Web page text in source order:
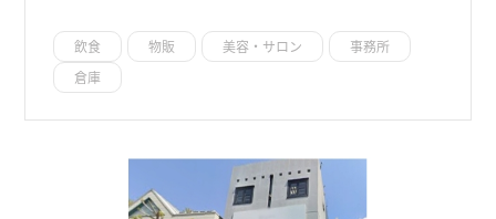
飲食 物販 美容・サロン
事務所
倉庫